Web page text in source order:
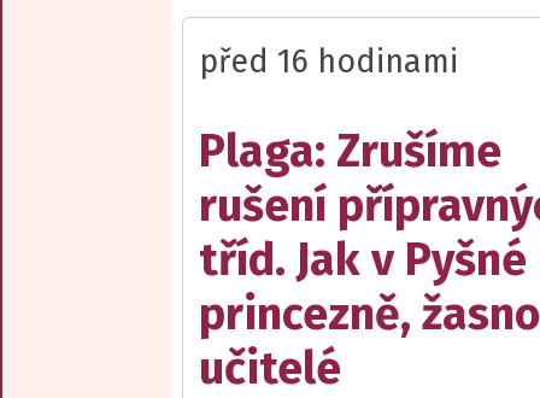
před 16 hodinami
Plaga: Zrušíme
rušení
tříd. Jak v Pyšné
princezně,
učitelé